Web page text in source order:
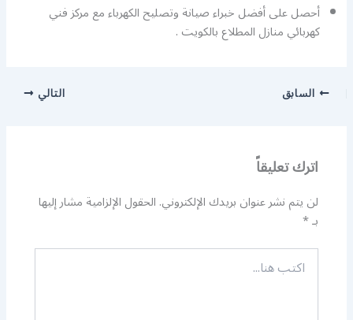
أحصل على أفضل خبراء صيانة وتصليح الكهرباء مع مركز فني
كهربائي منازل المطلاع بالكويت .
السابق التالي
اترك تعليقاً
لن يتم نشر عنوان بريدك الإلكتروني.الحقول الإلزامية مشار إليها
بـ*
اكتب
هنا...